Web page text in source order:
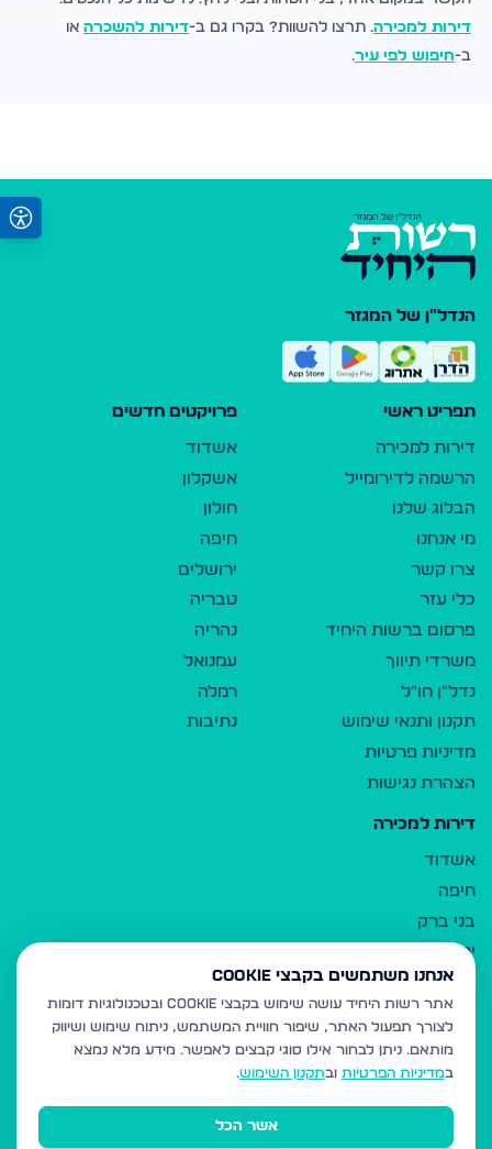
דירות למכירה. תרצו להשוות? בקרו גם ב-דירות להשכרה או
ב-חיפוש לפי עיר.
הנדל"ן של המגזר
תפריט ראשי
דירות למכירה
הרשמה לדירומייל
הבלוג שלנו
מי אנחנו
צרו קשר
כלי עזר
פרסום ברשות היחיד
משרדי תיווך
נדל"ן חו"ל
תקנון ותנאי שימוש
מדיניות פרטיות
הצהרת נגישות
פרויקטים חדשים
אשדוד
אשקלון
חולון
חיפה
ירושלים
טבריה
נהריה
עמנואל
רמלה
נתיבות
דירות למכירה
אשדוד
חיפה
בני ברק
ירושלים
אלעד
גבעת זאב
בית שמש
רכסים
מודיעין עילית
אנחנו משתמשים בקבצי Cookie
אתר רשות היחיד עושה שימוש בקבצי Cookie ובטכנולוגיות דומות
לצורך תפעול האתר, שיפור חוויית המשתמש, ניתוח שימוש ושיווק
מותאם. ניתן לבחור אילו סוגי קבצים לאפשר. מידע מלא נמצא
במדיניות הפרטיות ובתקנון השימוש.
אשר הכל